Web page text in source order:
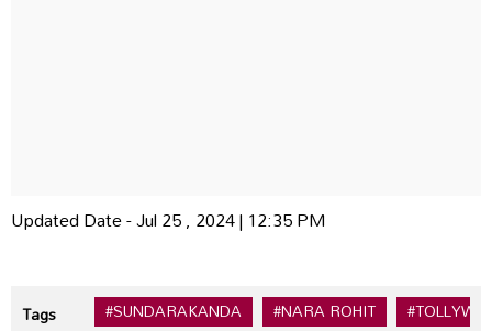
Updated Date - Jul 25 , 2024 | 12:35 PM
Tags #SUNDARAKANDA #NARA ROHIT